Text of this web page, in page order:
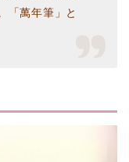
「萬年筆」と